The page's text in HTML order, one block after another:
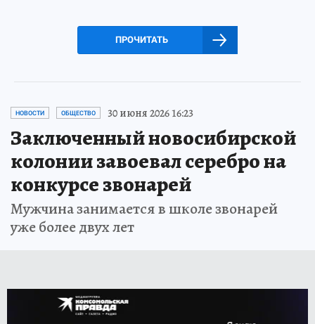
ПРОЧИТАТЬ
НОВОСТИ ОБЩЕСТВО 30 июня 2026 16:23
Заключенный новосибирской
колонии завоевал серебро на
конкурсе звонарей
Мужчина занимается в школе звонарей
уже более двух лет